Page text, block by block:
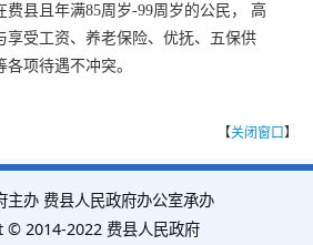
费县且年满85周岁-99周岁的公民， 高
享受工资、养老保险、优抚、五保供
项待遇不冲突。
【关闭窗口】
主办 费县人民政府办公室承办
2014-2022 费县人民政府